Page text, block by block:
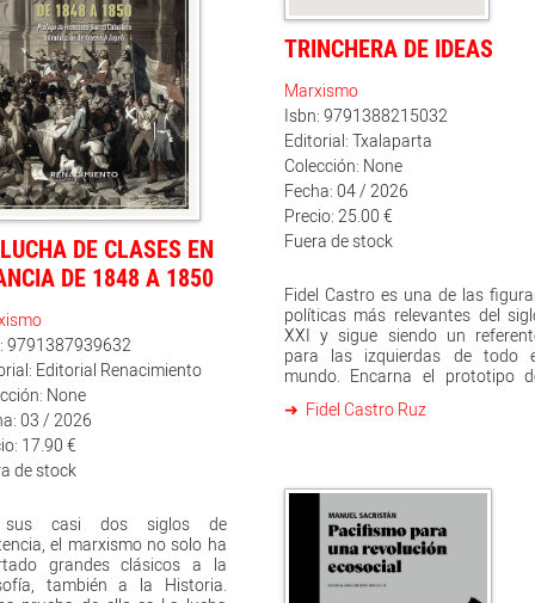
TRINCHERA DE IDEAS
Marxismo
Isbn: 9791388215032
Editorial: Txalaparta
Colección: None
Fecha: 04 / 2026
Precio: 25.00 €
Fuera de stock
Fidel Castro es una de las
políticas más relevantes del
XXI y sigue siendo un
para las izquierdas de todo
mundo. Encarna el prototipo
la teoría con la práctica política. El
el triunfo de la Revolución, la
victoria en la invasión de Bahía de
Cochinos, la rivalidad con Estados
Unidos o su papel como una de las
voces más representativas del
Fidel Castro Ruz
DE CLASES EN
DE 1848 A 1850
9791387939632
Editorial Renacimiento
None
03 / 2026
17.90 €
de stock
casi dos siglos de
el marxismo no solo ha
grandes clásicos a la
también a la Historia.